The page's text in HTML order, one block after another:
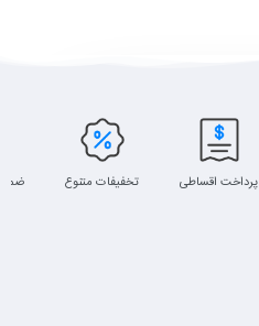
پرداخت اقساطی تخفیفات متنوع